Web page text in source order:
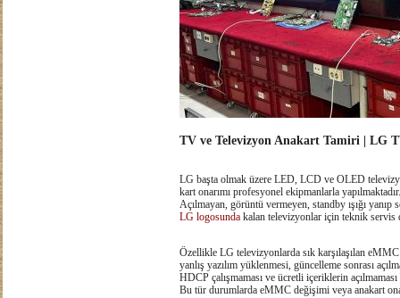
TV ve Televizyon Anakart Tamiri | LG
LG başta olmak üzere LED, LCD ve OLED
kart onarımı profesyonel ekipmanlarla yapılmaktadır.
Açılmayan, görüntü vermeyen, standby ışığı yanıp
LG logosundakalan televizyonlar için teknik servis
Özellikle LG televizyonlarda sık karşılaşılan eMMC
yanlış yazılım yüklenmesi, güncelleme sonrası
HDCP çalışmaması ve ücretli içeriklerin
Bu tür durumlarda eMMC değişimi veya anakart